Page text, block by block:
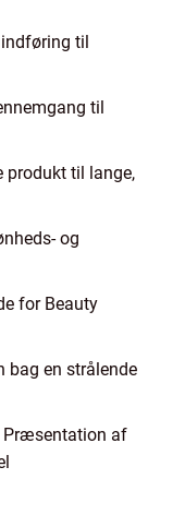
til
til
produkt til lange,
og
for Beauty
bag en strålende
Præsentation af